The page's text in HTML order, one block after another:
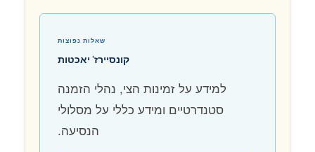
שאלות נפוצות
קונסיירז' יאכטות
למידע על זמינות הצי, נהלי הזמנה
סטנדרטיים ומידע כללי על מסלולי
הנסיעה.